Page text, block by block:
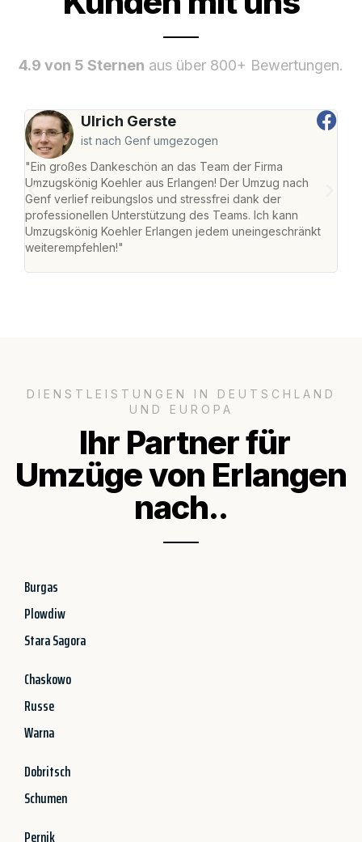
4.9 von 5 Sternen aus über 800+ Bewertungen.
Ulrich Gerste
ist nach Genf umgezogen
"Ein großes Dankeschön an das Team der Firma
Umzugskönig Koehler aus Erlangen! Der Umzug nach
Genf verlief reibungslos und stressfrei dank der
professionellen Unterstützung des Teams. Ich kann
Umzugskönig Koehler Erlangen jedem uneingeschränkt
weiterempfehlen!"
DIENSTLEISTUNGEN IN DEUTSCHLAND
UND EUROPA
Ihr Partner für
Umzüge von Erlangen
nach..
Burgas
Plowdiw
Stara Sagora
Chaskowo
Russe
Warna
Dobritsch
Schumen
Pernik